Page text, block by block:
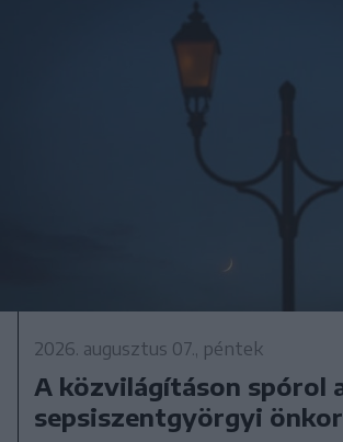
2026. augusztus 07., péntek
A közvilágításon spórol
sepsiszentgyörgyi